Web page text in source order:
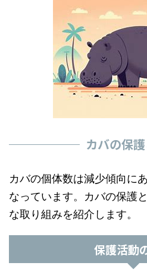
カバの保
カバの個体数は減少傾向に
なっています。カバの保護
な取り組みを紹介します。
保護活動